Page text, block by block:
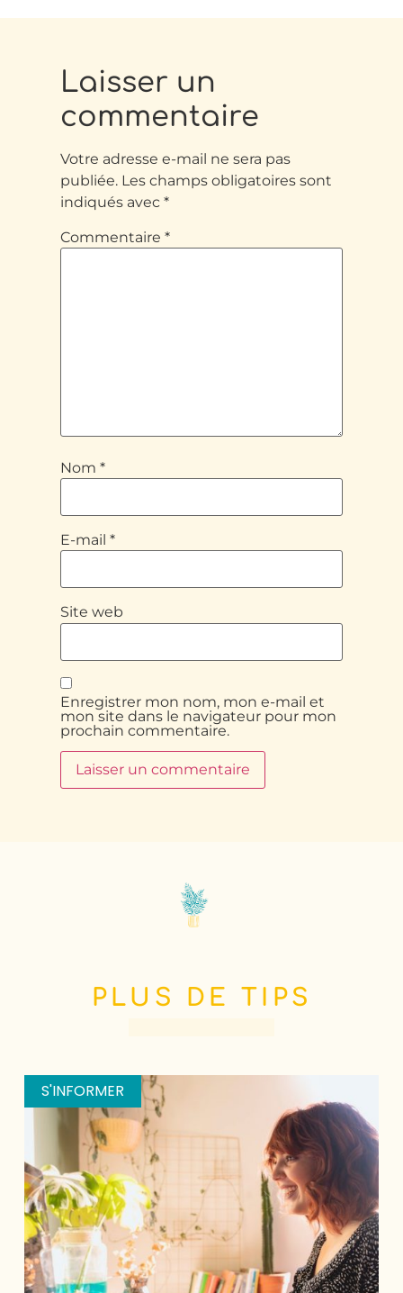
Laisser un
commentaire
Votre adresse e-mail ne sera pas
publiée. Les champs obligatoires sont
indiqués avec*
Commentaire*
Nom*
E-mail*
Site web
Enregistrer mon nom, mon e-mail et
mon site dans le navigateur pour mon
prochain commentaire.
PLUS DE TIPS
S'INFORMER